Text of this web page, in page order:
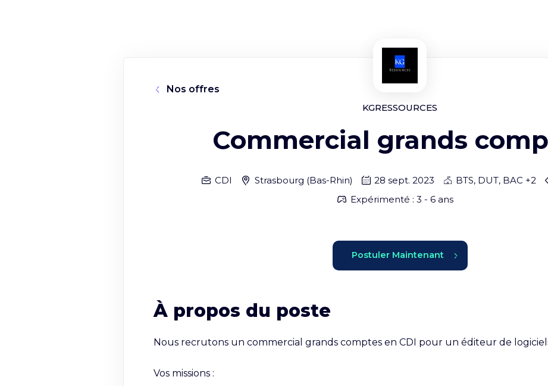
KGRESSOURCES
Nos offres
Commercial grands
CDI Strasbourg (Bas-Rhin) 28 sept. 2023 BTS, DUT, BAC +2
Expérimenté : 3 - 6 ans
Postuler Maintenant
À propos du poste
Nous recrutons un commercial grands comptes en CDI pour un éditeur de
Vos missions :